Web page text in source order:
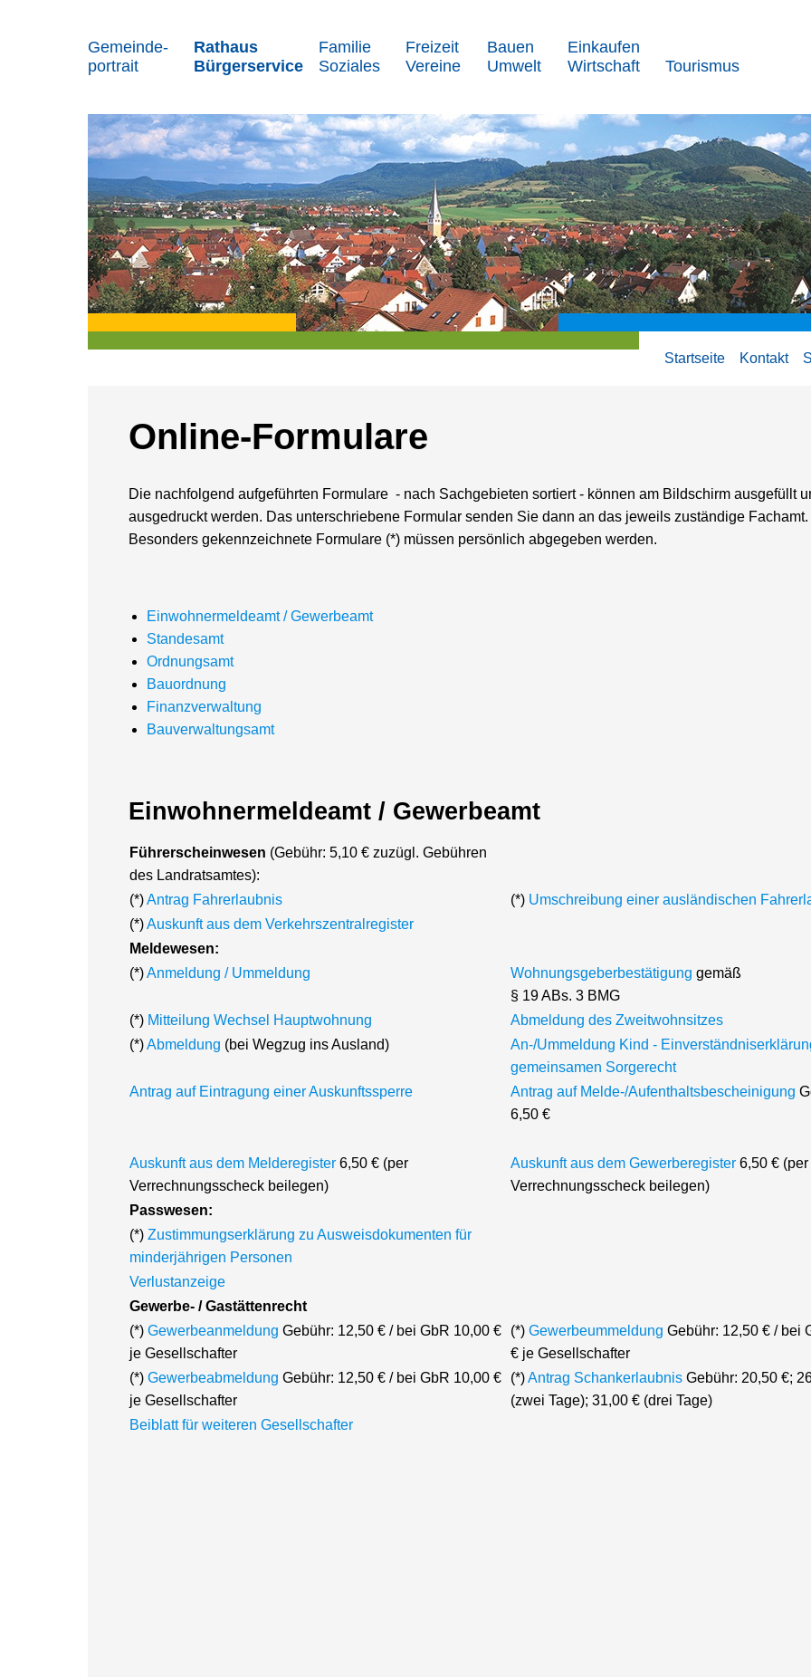
Gemeinde-
portrait
Rathaus
Bürgerservice
Familie
Soziales
Freizeit
Vereine
Bauen
Umwelt
Einkaufen
Wirtschaft
Tourismus
Startseite Kontakt
Online-Formulare
Die nachfolgend aufgeführten Formulare - nach Sachgebieten sortiert - können am Bildschirm ausgefüllt
ausgedruckt werden. Das unterschriebene Formular senden Sie dann an das jeweils zuständige Fachamt.
Besonders gekennzeichnete Formulare (*) müssen persönlich abgegeben werden.
Einwohnermeldeamt / Gewerbeamt
Standesamt
Ordnungsamt
Bauordnung
Finanzverwaltung
Bauverwaltungsamt
Einwohnermeldeamt / Gewerbeamt
Führerscheinwesen (Gebühr: 5,10 € zuzügl. Gebühren
des Landratsamtes):
(*)Antrag Fahrerlaubnis (*) Umschreibung einer ausländischen
(*)Auskunft aus dem Verkehrszentralregister
Meldewesen:
(*)Anmeldung / Ummeldung Wohnungsgeberbestätigung gemäß
§ 19 ABs. 3 BMG
(*) Mitteilung Wechsel Hauptwohnung
Abmeldung des Zweitwohnsitzes
(*)Abmeldung (bei Wegzug ins Ausland)
An-/Ummeldung Kind -
gemeinsamen Sorgerecht
Antrag auf Eintragung einer Auskunftssperre
Antrag auf Melde-/Aufenthaltsbescheinigung
6,50 €
Auskunft aus dem Melderegister 6,50 € (per
Verrechnungsscheck beilegen)
Auskunft aus dem Gewerberegister 6,50 € (per
Verrechnungsscheck beilegen)
Passwesen:
(*) Zustimmungserklärung zu Ausweisdokumenten für
minderjährigen Personen
Verlustanzeige
Gewerbe- / Gastättenrecht
(*) Gewerbeanmeldung Gebühr: 12,50 € / bei GbR 10,00 €
je Gesellschafter
(*) Gewerbeummeldung Gebühr: 12,50 € / bei
€ je Gesellschafter
(*) Gewerbeabmeldung Gebühr: 12,50 € / bei GbR 10,00 €
je Gesellschafter
(*)Antrag Schankerlaubnis Gebühr: 20,50 €;
(zwei Tage); 31,00 € (drei Tage)
Beiblatt für weiteren Gesellschafter